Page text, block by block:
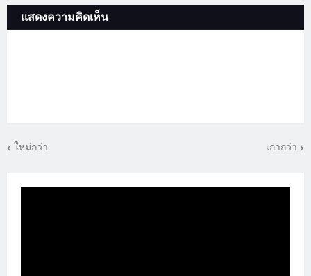
แสดงความคิดเห็น
ใหม่กว่า เก่ากว่า